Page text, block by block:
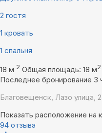
2 гостя
1 кровать
1 спальня
18 м 2 Общая площадь: 18 м2
Последнее бронирование 3
Благовещенск, Лазо улица,
Показать расположение на
94 отзыва